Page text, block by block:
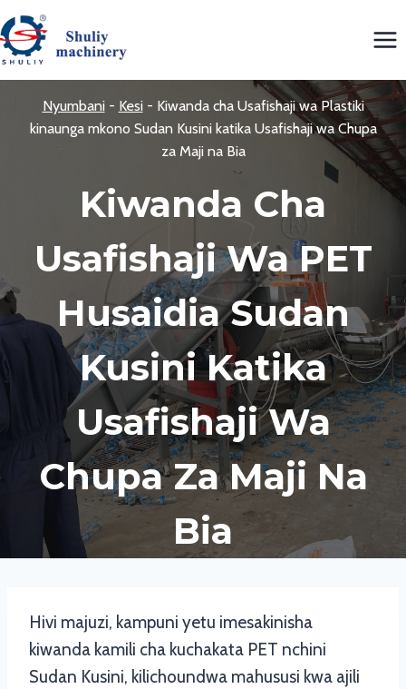
Skip
to
content
Nyumbani- Kesi- Kiwanda cha Usafishaji wa Plastiki
kinaunga mkono Sudan Kusini katika Usafishaji wa Chupa
za Maji na Bia
Kiwanda Cha
Usafishaji Wa PET
Husaidia Sudan
Kusini Katika
Usafishaji Wa
Chupa Za Maji Na
Bia
Hivi majuzi, kampuni yetu imesakinisha
kiwanda kamili cha kuchakata PET nchini
Sudan Kusini, kilichoundwa mahususi kwa ajili